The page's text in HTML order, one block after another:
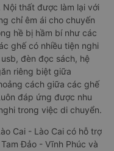
thất được làm lại với
chỉ êm ái cho chuyến
hề bị hầm bí như các
ghế có nhiều tiện nghi
đèn đọc sách, hệ
riêng biệt giữa
cách giữa các ghế
đáp ứng được nhu
trong việc di chuyển.
Cai - Lào Cai có hỗ trợ
Đảo - Vĩnh Phúc và